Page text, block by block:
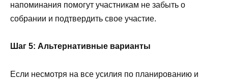
напоминания помогут участникам не забыть о
собрании и подтвердить свое участие.
Шаг 5: Альтернативные варианты
Если несмотря на все усилия по планированию и